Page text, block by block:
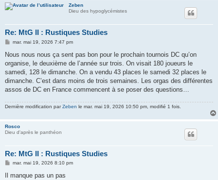
Zeben
Dieu des hypoglycémistes
Re: MtG II : Rustiques Studies
M
s
a
g
mar. mai 19, 2026 7:47 pm
Nous nous nous ça sent pas bon pour le prochain tournois DC qu’on
organise, le deuxième de l’année sur trois. On visait 180 joueurs le
samedi, 128 le dimanche. On a vendu 43 places le samedi 32 places le
dimanche. C’est dans moins de trois semaines. Les orgas des différentes
assos de DC en France commencent à se poser des questions…
Dernière modification parZeben le mar. mai 19, 2026 10:50 pm, modifié 1 fois.
Rosco
Dieu d'après le panthéon
Re: MtG II : Rustiques Studies
M
s
mar. mai 19, 2026 8:10 pm
Il manque pas un pas